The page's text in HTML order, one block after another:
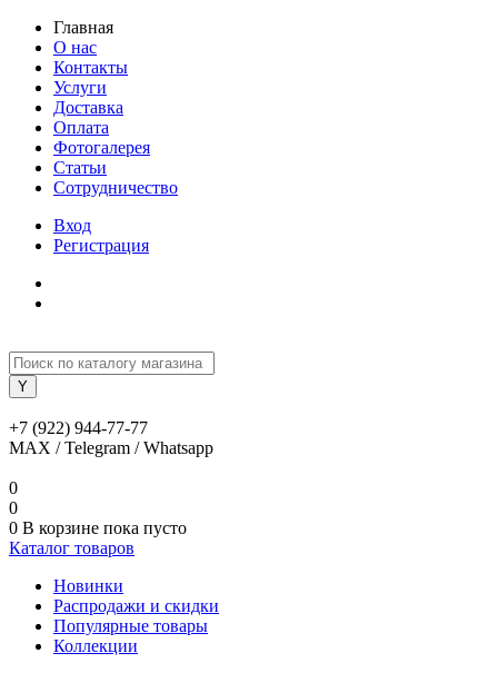
Главная
О нас
Контакты
Услуги
Доставка
Оплата
Фотогалерея
Статьи
Сотрудничество
Вход
Регистрация
+7 (922) 944-77-77
MAX / Telegram / Whatsapp
0
0
0 В корзине пока пусто
Каталог товаров
Новинки
Распродажи и скидки
Популярные товары
Коллекции